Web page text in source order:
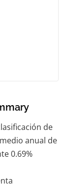
de
anual de
0.69%